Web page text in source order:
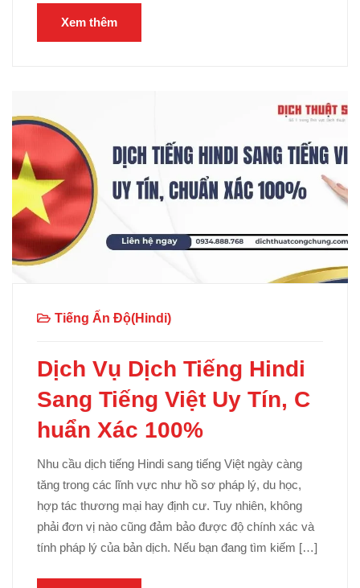
Xem thêm
Tiếng Ấn Độ(Hindi)
Dịch Vụ Dịch Tiếng Hindi
Sang Tiếng Việt Uy Tín, C
huẩn Xác 100%
Nhu cầu dịch tiếng Hindi sang tiếng Việt ngày càng
tăng trong các lĩnh vực như hồ sơ pháp lý, du học,
hợp tác thương mại hay định cư. Tuy nhiên, không
phải đơn vị nào cũng đảm bảo được độ chính xác và
tính pháp lý của bản dịch. Nếu bạn đang tìm kiếm […]